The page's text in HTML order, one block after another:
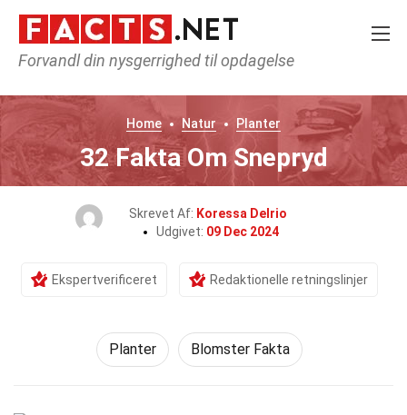
Forvandl din nysgerrighed til opdagelse
Home Natur Planter
32 Fakta Om Snepryd
Skrevet Af: Koressa Delrio
Udgivet: 09 Dec 2024
Ekspertverificeret Redaktionelle retningslinjer
Planter Blomster Fakta